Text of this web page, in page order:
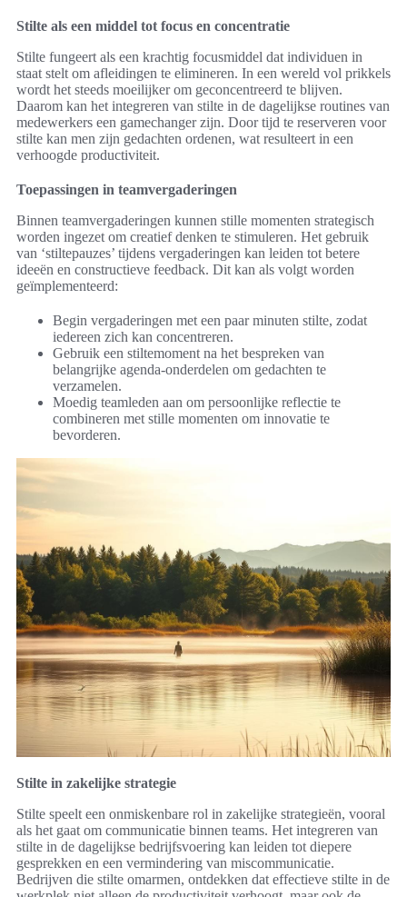
Stilte als een middel tot focus en concentratie
Stilte fungeert als een krachtig focusmiddel dat individuen in
staat stelt om afleidingen te elimineren. In een wereld vol prikkels
wordt het steeds moeilijker om geconcentreerd te blijven.
Daarom kan het integreren van stilte in de dagelijkse routines van
medewerkers een gamechanger zijn. Door tijd te reserveren voor
stilte kan men zijn gedachten ordenen, wat resulteert in een
verhoogde productiviteit.
Toepassingen in teamvergaderingen
Binnen teamvergaderingen kunnen stille momenten strategisch
worden ingezet om creatief denken te stimuleren. Het gebruik
van ‘stiltepauzes’ tijdens vergaderingen kan leiden tot betere
ideeën en constructieve feedback. Dit kan als volgt worden
geïmplementeerd:
Begin vergaderingen met een paar minuten stilte, zodat
iedereen zich kan concentreren.
Gebruik een stiltemoment na het bespreken van
belangrijke agenda-onderdelen om gedachten te
verzamelen.
Moedig teamleden aan om persoonlijke reflectie te
combineren met stille momenten om innovatie te
bevorderen.
Stilte in zakelijke strategie
Stilte speelt een onmiskenbare rol in zakelijke strategieën, vooral
als het gaat om communicatie binnen teams. Het integreren van
stilte in de dagelijkse bedrijfsvoering kan leiden tot diepere
gesprekken en een vermindering van miscommunicatie.
Bedrijven die stilte omarmen, ontdekken dat effectieve stilte in de